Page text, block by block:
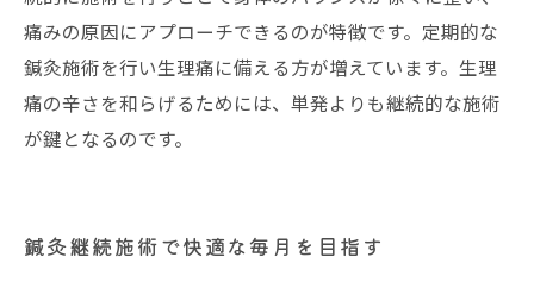
痛みの原因にアプローチできるのが特徴です。定期的な
鍼灸施術を行い生理痛に備える方が増えています。生理
痛の辛さを和らげるためには、単発よりも継続的な施術
が鍵となるのです。
鍼灸継続施術で快適な毎月を目指す